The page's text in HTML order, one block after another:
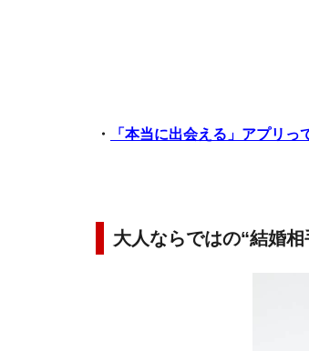
・ 「本当に出会える」アプリ
大人ならではの“結婚